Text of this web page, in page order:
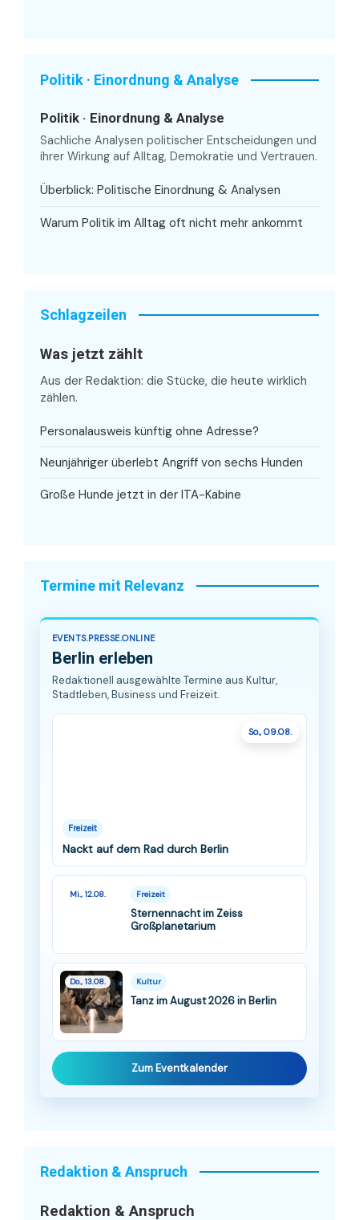
Politik · Einordnung & Analyse
Politik · Einordnung & Analyse
Sachliche Analysen politischer Entscheidungen und
ihrer Wirkung auf Alltag, Demokratie und Vertrauen.
Überblick: Politische Einordnung & Analysen
Warum Politik im Alltag oft nicht mehr ankommt
Schlagzeilen
Was jetzt zählt
Aus der Redaktion: die Stücke, die heute wirklich
zählen.
Personalausweis künftig ohne Adresse?
Neunjähriger überlebt Angriff von sechs Hunden
Große Hunde jetzt in der ITA-Kabine
Termine mit Relevanz
EVENTS.PRESSE.ONLINE
Berlin erleben
Redaktionell ausgewählte Termine aus Kultur,
Stadtleben, Business und Freizeit.
So., 09.08.
Freizeit
Nackt auf dem Rad durch Berlin
Mi., 12.08. Freizeit
Sternennacht im Zeiss
Großplanetarium
Do., 13.08. Kultur
Tanz im August 2026 in Berlin
Zum Eventkalender
Redaktion & Anspruch
Redaktion & Anspruch